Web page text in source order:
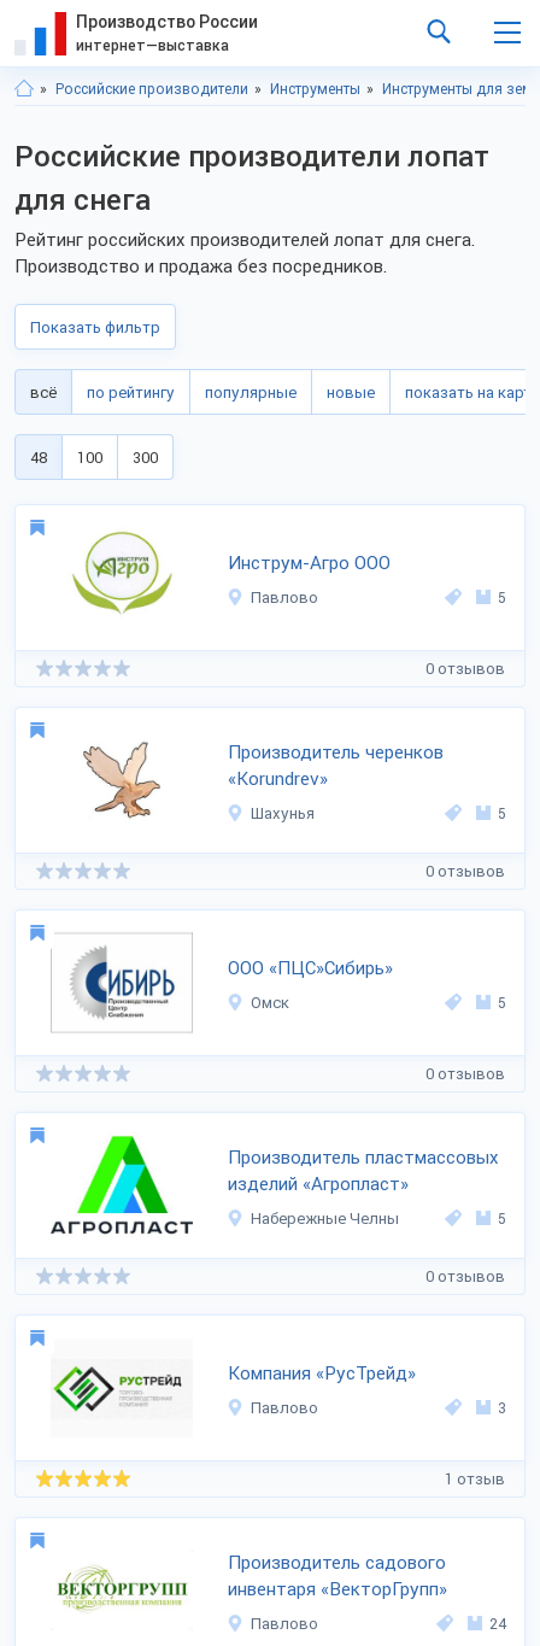
Производство России
интернет—выставка
Российские производители Инструменты Инструменты для
Российские производители лопат
для снега
Рейтинг российских производителей лопат для снега.
Производство и продажа без посредников.
Показать фильтр
всё по рейтингу популярные новые показать на карте
48 100 300
Инструм-Агро ООО
Павлово 5
0 отзывов
Производитель черенков
«Korundrev»
Шахунья 5
0 отзывов
ООО «ПЦС»Сибирь»
Омск 5
0 отзывов
Производитель пластмассовых
изделий «Агропласт»
Набережные Челны 5
0 отзывов
Компания «РусТрейд»
Павлово 3
1 отзыв
Производитель садового
инвентаря «ВекторГрупп»
Павлово 24